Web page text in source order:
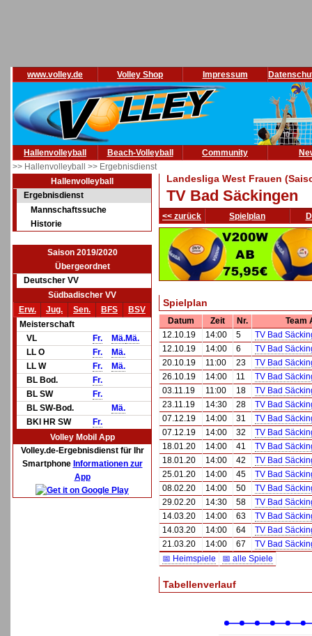
www.volley.de Volley Shop Impressum
Hallenvolleyball Beach-Volleyball Community
>> Hallenvolleyball >> Ergebnisdienst
Hallenvolleyball
Ergebnisdienst
Mannschaftssuche
Historie
Saison 2019/2020
Übergeordnet
Deutscher VV
Südbadischer VV
Erw.
Jug. Sen. BFS
BSV
Meisterschaft
VL
Fr. Mä.Mä.
LL O
Fr.
Mä.
LL W
Fr.
Mä.
BL Bod.
Fr.
BL SW
Fr.
BL SW-Bod.
Mä.
BKl HR SW
Fr.
Volley Mobil App
Volley.de-Ergebnisdienst für Ihr
Smartphone Informationen zur
App
Landesliga West Frauen
TV Bad Säckingen
<< zurück Spielplan
Spielplan
Datum Zeit Nr.
Team
12.10.19
14:00 5
TV Bad
12.10.19
14:00 6
TV Bad
20.10.19
11:00 23
TV Bad
26.10.19
14:00 11
TV Bad
03.11.19
11:00 18
TV Bad
23.11.19
14:30 28
TV Bad
07.12.19
14:00 31
TV Bad
07.12.19
14:00 32
TV Bad
18.01.20
14:00 41
TV Bad
18.01.20
14:00 42
TV Bad
25.01.20
14:00 45
TV Bad
08.02.20
14:00 50
TV Bad
29.02.20
14:30 58
TV Bad
14.03.20
14:00 63
TV Bad
14.03.20
14:00 64
TV Bad
21.03.20
14:00 67
TV Bad
📅 Heimspiele
📅 alle Spiele
Tabellenverlauf